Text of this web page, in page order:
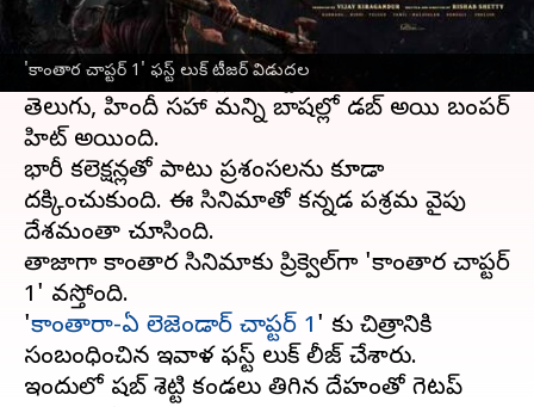
'కాంతార చాప్టర్ 1' ఫస్ట్ లుక్ టీజర్ విడుదల
రిషబ్ శెట్టి నటించిన 'కాంతార' సినిమా దేశ వ్యాప్తంగా
సంచలన విజయం సాధించిన విషయం తెలిసిందే.
ముందుగా కన్నడలో బ్లాక్ బాస్టర్ కాగా, ఆ తర్వాత
తెలుగు, హిందీ సహా మరిన్ని బాషల్లో డబ్ అయి బంపర్
హిట్ అయింది.
భారీ కలెక్షన్లతో పాటు ప్రశంసలను కూడా
దక్కించుకుంది. ఈ సినిమాతో కన్నడ పరిశ్రమ వైపు
దేశమంతా చూసింది.
తాజాగా కాంతార సినిమాకు ప్రిక్వెల్‌గా 'కాంతార చాప్టర్
1' వస్తోంది.
'కాంతారా-ఏ లెజెండార్ చాప్టర్ 1 ' కు చిత్రానికి
సంబంధించిన ఇవాళ ఫస్ట్ లుక్ రిలీజ్ చేశారు.
ఇందులో రిషబ్ శెట్టి కండలు తిరిగిన దేహంతో గెటప్